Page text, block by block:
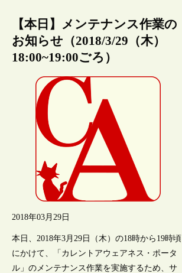
【本日】メンテナンス作業の
お知らせ（2018/3/29（木）
18:00~19:00ごろ）
2018年03月29日
本日、2018年3月29日（木）の18時から19時頃
にかけて、「カレントアウェアネス・ポータ
ル」のメンテナンス作業を実施するため、サ